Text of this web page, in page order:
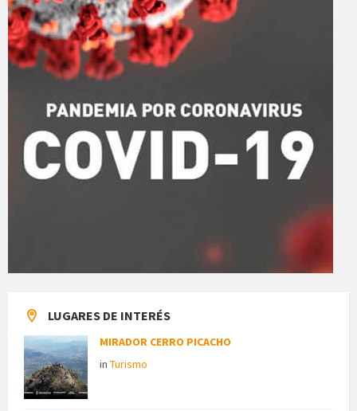
LUGARES DE INTERÉS
MIRADOR CERRO PICACHO
in Turismo